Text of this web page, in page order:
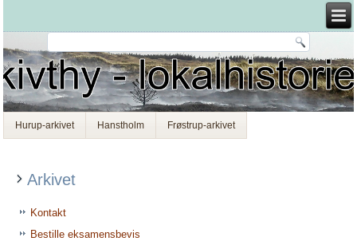
Hurup-arkivet Hanstholm Frøstrup-arkivet
Arkivet
Kontakt
Bestille eksamensbevis